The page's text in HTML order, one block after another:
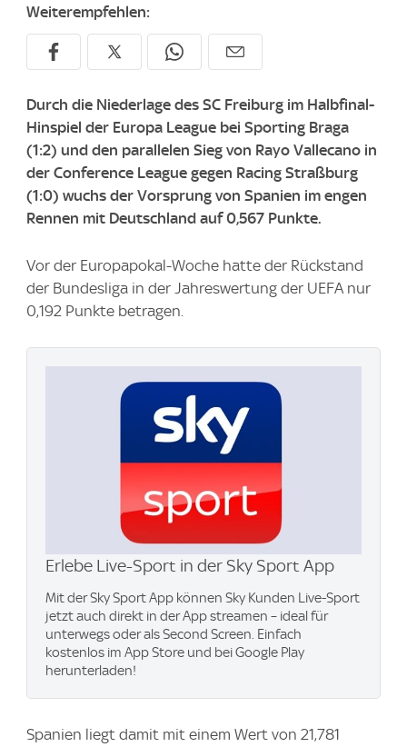
Weiterempfehlen:
Durch die Niederlage des SC Freiburg im Halbfinal-
Hinspiel der Europa League bei Sporting Braga
(1:2) und den parallelen Sieg von Rayo Vallecano in
der Conference League gegen Racing Straßburg
(1:0) wuchs der Vorsprung von Spanien im engen
Rennen mit Deutschland auf 0,567 Punkte.
Vor der Europapokal-Woche hatte der Rückstand
der Bundesliga in der Jahreswertung der UEFA nur
0,192 Punkte betragen.
Erlebe Live-Sport in der Sky Sport App
Mit der Sky Sport App können Sky Kunden Live-Sport
jetzt auch direkt in der App streamen – ideal für
unterwegs oder als Second Screen. Einfach
kostenlos im App Store und bei Google Play
herunterladen!
Spanien liegt damit mit einem Wert von 21,781